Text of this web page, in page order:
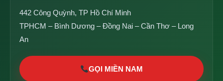
442 Công Quỳnh, TP Hồ Chí Minh
TPHCM – Bình Dương – Đồng Nai – Cần Thơ – Long
An
GỌI MIỀN NAM